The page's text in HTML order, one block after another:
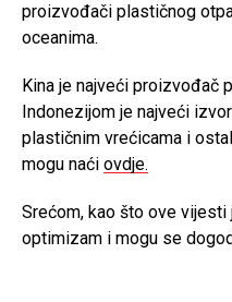
proizvođači plastičnog
oceanima.
Kina je najveći proizvođač
Indonezijom je najveći
plastičnim vrećicama i
mogu naći ovdje.
Srećom, kao što ove vijesti
optimizam i mogu se